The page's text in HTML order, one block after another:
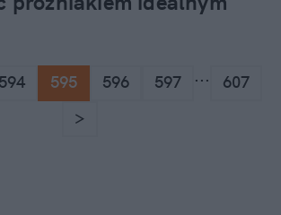
594 595 596 597 ...
607
>